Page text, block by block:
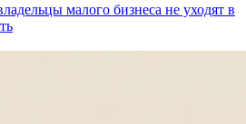
малого бизнеса не уходят в